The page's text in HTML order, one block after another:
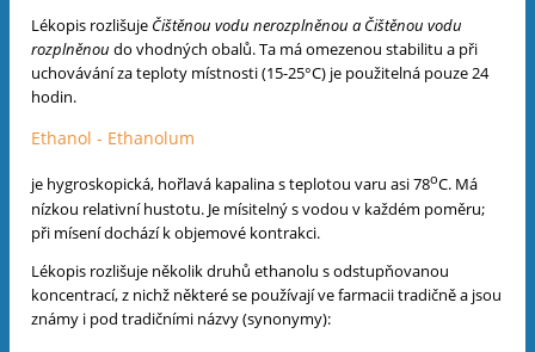
Lékopis rozlišuje Čištěnou vodu nerozplněnou a Čištěnou vodu
rozplněnou do vhodných obalů. Ta má omezenou stabilitu a při
uchovávání za teploty místnosti (15-25°C) je použitelná pouze 24
hodin.
Ethanol - Ethanolum
je hygroskopická, hořlavá kapalina s teplotou varu asi 78oC. Má
nízkou relativní hustotu. Je mísitelný s vodou v každém poměru;
při mísení dochází k objemové kontrakci.
Lékopis rozlišuje několik druhů ethanolu s odstupňovanou
koncentrací, z nichž některé se používají ve farmacii tradičně a jsou
známy i pod tradičními názvy (synonymy):